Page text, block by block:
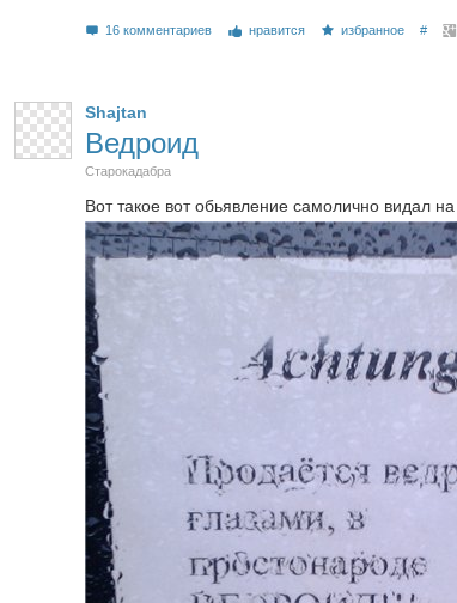
16 комментариев нравится избранное #
Shajtan
Ведроид
Старокадабра
Вот такое вот обьявление самолично видал